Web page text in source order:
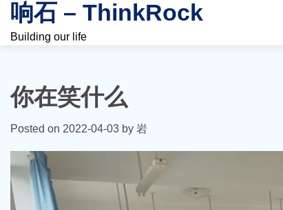
Skip
content
响石 – ThinkRock
Building our life
你在笑什么
Posted on 2022-04-03 by 岩